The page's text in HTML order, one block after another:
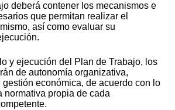
deberá contener los mecanismos e
que permitan realizar el
así como evaluar su
y ejecución del Plan de Trabajo, los
de autonomía organizativa,
gestión económica, de acuerdo con lo
normativa propia de cada